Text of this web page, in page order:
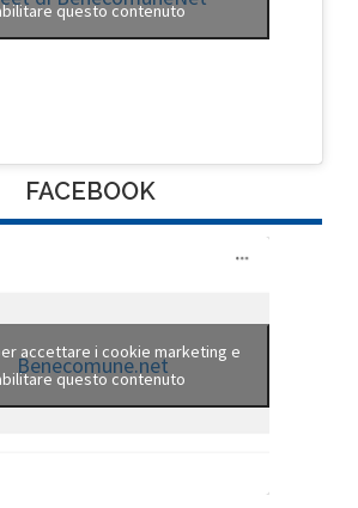
questo contenuto
FACEBOOK
Benecomune.net
accettare i cookie marketing e
questo contenuto